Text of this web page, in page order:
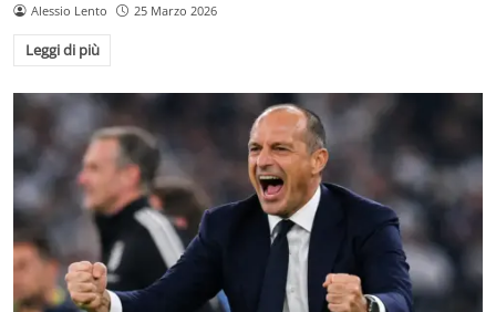
Alessio Lento 25 Marzo 2026
Leggi di più